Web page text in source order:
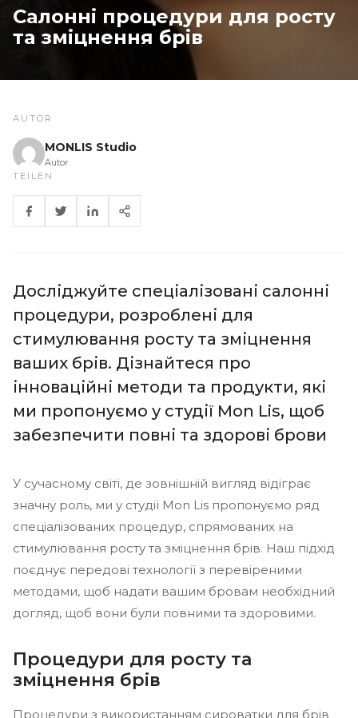
Салонні процедури для росту
та зміцнення брів
AUTOR
MONLIS Studio
Autor
TEILEN
Досліджуйте спеціалізовані салонні
процедури, розроблені для
стимулювання росту та зміцнення
ваших брів. Дізнайтеся про
інноваційні методи та продукти, які
ми пропонуємо у студії Mon Lis, щоб
забезпечити повні та здорові брови
У сучасному світі, де зовнішній вигляд відіграє
значну роль, ми у студії Mon Lis пропонуємо ряд
спеціалізованих процедур, спрямованих на
стимулювання росту та зміцнення брів. Наш підхід
поєднує передові технології з перевіреними
методами, щоб надати вашим бровам необхідний
догляд, щоб вони були повними та здоровими.
Процедури для росту та
зміцнення брів
Процедури з використанням сироватки для брів